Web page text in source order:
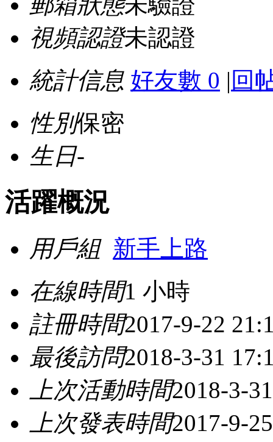
視頻認證未認證
統計信息 好友數 0 | 回
性別保密
生日-
活躍概況
用戶組 新手上路
在線時間1 小時
註冊時間2017-9-22
最後訪問2018-3-31
上次活動時間2018-3-
上次發表時間2017-9-